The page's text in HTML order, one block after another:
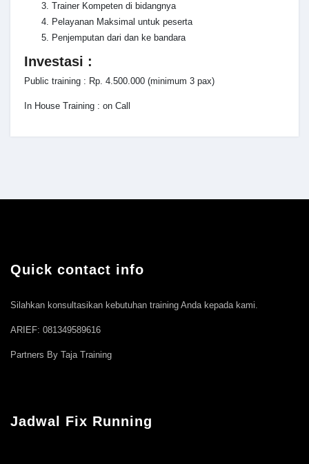
Trainer Kompeten di bidangnya
Pelayanan Maksimal untuk peserta
Penjemputan dari dan ke bandara
Investasi :
Public training : Rp. 4.500.000 (minimum 3 pax)
In House Training : on Call
Quick contact info
Silahkan konsultasikan kebutuhan training Anda kepada kami.
ARIEF: 081349589616
Partners By Taja Training
Jadwal Fix Running